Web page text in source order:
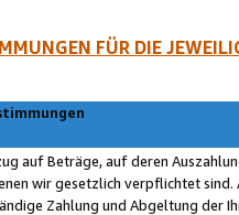
FÜR DIE
auf Beträge, auf deren
wir gesetzlich verpflichtet
Zahlung und Abgeltung der